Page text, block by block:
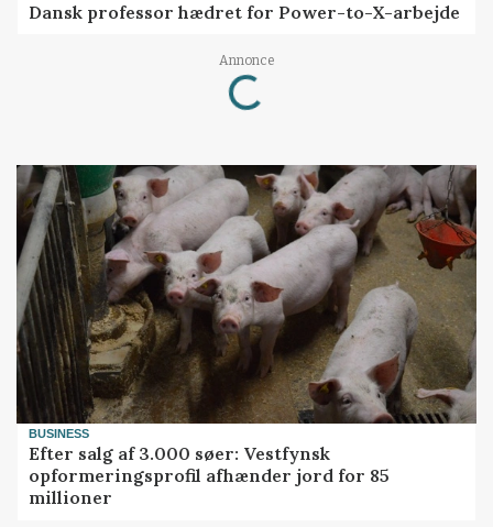
Dansk professor hædret for Power-to-X-arbejde
Annonce
Loading...
BUSINESS
Efter salg af 3.000 søer: Vestfynsk
opformeringsprofil afhænder jord for 85
millioner